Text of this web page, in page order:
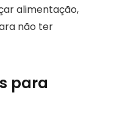
alimentação,
não ter
para